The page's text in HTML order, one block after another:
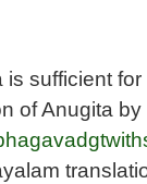
is sufficient
of Anugita by